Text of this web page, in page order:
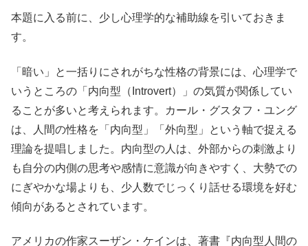
本題に入る前に、少し心理学的な補助線を引いておきま
す。
「暗い」と一括りにされがちな性格の背景には、心理学で
いうところの「内向型（Introvert）」の気質が関係してい
ることが多いと考えられます。カール・グスタフ・ユング
は、人間の性格を「内向型」「外向型」という軸で捉える
理論を提唱しました。内向型の人は、外部からの刺激より
も自分の内側の思考や感情に意識が向きやすく、大勢での
にぎやかな場よりも、少人数でじっくり話せる環境を好む
傾向があるとされています。
アメリカの作家スーザン・ケインは、著書『内向型人間の